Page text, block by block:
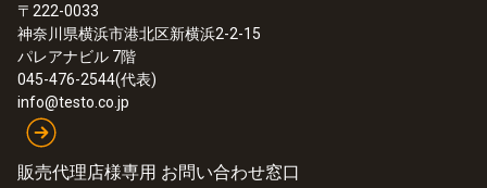
〒222-0033
神奈川県横浜市港北区新横浜2-2-15
パレアナビル 7階
045-476-2544(代表)
info@testo.co.jp
販売代理店様専用 お問い合わせ窓口